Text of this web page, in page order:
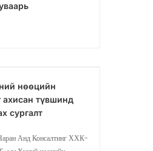
нөөцийн
түвшинд
сургалт
Анд Консалтинг ХХК-